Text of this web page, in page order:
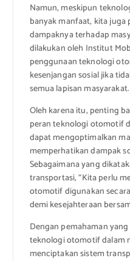
Namun, meskipun
banyak manfaat, kita
dampaknya terhadap
dilakukan oleh Institut
penggunaan teknologi
kesenjangan sosial jika
semua lapisan masyarakat.
Oleh karena itu, penting
peran teknologi otomotif
dapat mengoptimalkan
memperhatikan dampak
Sebagaimana yang
transportasi, “Kita perlu
otomotif digunakan
demi kesejahteraan
Dengan pemahaman
teknologi otomotif dalam
menciptakan sistem